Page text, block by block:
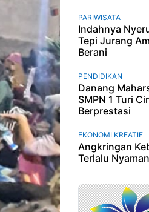
PARIWISATA
Indahnya
Tepi Jurang
Berani
PENDIDIKAN
Danang
SMPN 1 Turi
Berprestasi
EKONOMI KREATIF
Angkringan
Terlalu